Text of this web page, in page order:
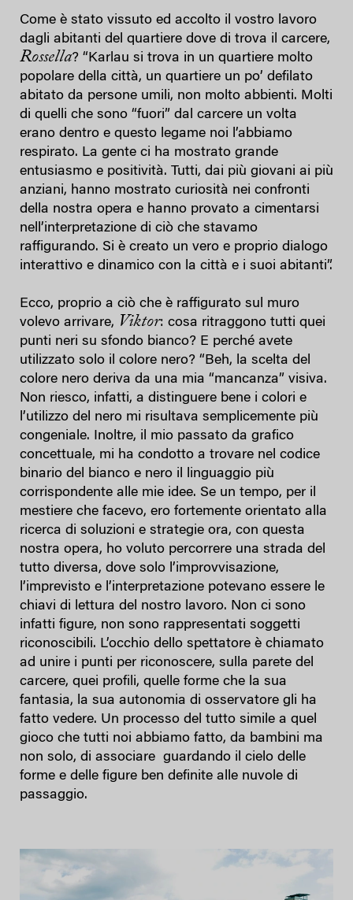
Come è stato vissuto ed accolto il vostro lavoro
dagli abitanti del quartiere dove di trova il carcere,
Rossella? “Karlau si trova in un quartiere molto
popolare della città, un quartiere un po’ defilato
abitato da persone umili, non molto abbienti. Molti
di quelli che sono “fuori” dal carcere un volta
erano dentro e questo legame noi l’abbiamo
respirato. La gente ci ha mostrato grande
entusiasmo e positività. Tutti, dai più giovani ai più
anziani, hanno mostrato curiosità nei confronti
della nostra opera e hanno provato a cimentarsi
nell’interpretazione di ciò che stavamo
raffigurando. Si è creato un vero e proprio dialogo
interattivo e dinamico con la città e i suoi abitanti”.
Ecco, proprio a ciò che è raffigurato sul muro
volevo arrivare, Viktor: cosa ritraggono tutti quei
punti neri su sfondo bianco? E perché avete
utilizzato solo il colore nero? “Beh, la scelta del
colore nero deriva da una mia “mancanza” visiva.
Non riesco, infatti, a distinguere bene i colori e
l’utilizzo del nero mi risultava semplicemente più
congeniale. Inoltre, il mio passato da grafico
concettuale, mi ha condotto a trovare nel codice
binario del bianco e nero il linguaggio più
corrispondente alle mie idee. Se un tempo, per il
mestiere che facevo, ero fortemente orientato alla
ricerca di soluzioni e strategie ora, con questa
nostra opera, ho voluto percorrere una strada del
tutto diversa, dove solo l’improvvisazione,
l’imprevisto e l’interpretazione potevano essere le
chiavi di lettura del nostro lavoro. Non ci sono
infatti figure, non sono rappresentati soggetti
riconoscibili. L’occhio dello spettatore è chiamato
ad unire i punti per riconoscere, sulla parete del
carcere, quei profili, quelle forme che la sua
fantasia, la sua autonomia di osservatore gli ha
fatto vedere. Un processo del tutto simile a quel
gioco che tutti noi abbiamo fatto, da bambini ma
non solo, di associare guardando il cielo delle
forme e delle figure ben definite alle nuvole di
passaggio.